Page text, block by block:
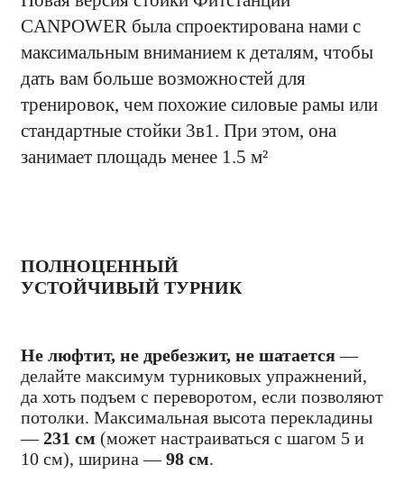
CANPOWER была спроектирована нами с
максимальным вниманием к деталям, чтобы
дать вам больше возможностей для
тренировок, чем похожие силовые рамы или
стандартные стойки 3в1. При этом, она
занимает площадь менее 1.5 м²
Не люфтит, не дребезжит, не шатается—
делайте максимум турниковых упражнений,
да хоть подъем с переворотом, если позволяют
потолки. Максимальная высота перекладины
—231 см (может настраиваться с шагом 5 и
10 см), ширина —98 см.
ПОЛНОЦЕННЫЙ
УСТОЙЧИВЫЙ ТУРНИК